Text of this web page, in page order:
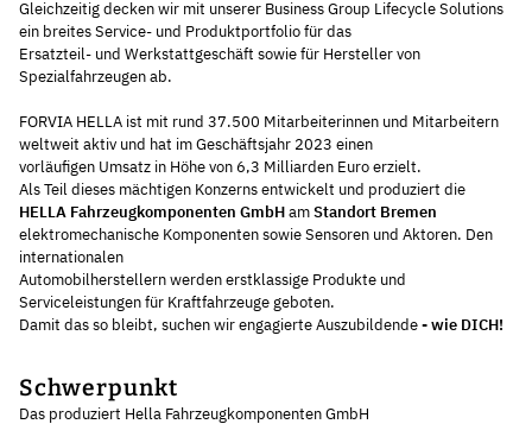
Gleichzeitig decken wir mit unserer Business Group Lifecycle Solutions
ein breites Service- und Produktportfolio für das
Ersatzteil- und Werkstattgeschäft sowie für Hersteller von
Spezialfahrzeugen ab.
FORVIA HELLA ist mit rund 37.500 Mitarbeiterinnen und Mitarbeitern
weltweit aktiv und hat im Geschäftsjahr 2023 einen
vorläufigen Umsatz in Höhe von 6,3 Milliarden Euro erzielt.
Als Teil dieses mächtigen Konzerns entwickelt und produziert die
HELLA Fahrzeugkomponenten GmbHamStandort Bremen
elektromechanische Komponenten sowie Sensoren und Aktoren. Den
internationalen
Automobilherstellern werden erstklassige Produkte und
Serviceleistungen für Kraftfahrzeuge geboten.
Damit das so bleibt, suchen wir engagierte Auszubildende- wie DICH!
Schwerpunkt
Das produziert Hella Fahrzeugkomponenten GmbH